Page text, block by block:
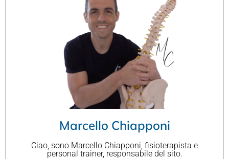
Marcello Chiapponi
Ciao, sono Marcello Chiapponi, fisioterapista e
personal trainer, responsabile del sito.